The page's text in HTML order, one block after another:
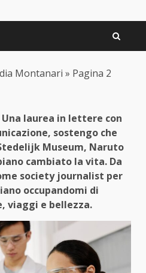
Montanari » Pagina 2
Una laurea in lettere con
sostengo che
Museum, Naruto
cambiato la vita. Da
society journalist per
occupandomi di
viaggi e bellezza.